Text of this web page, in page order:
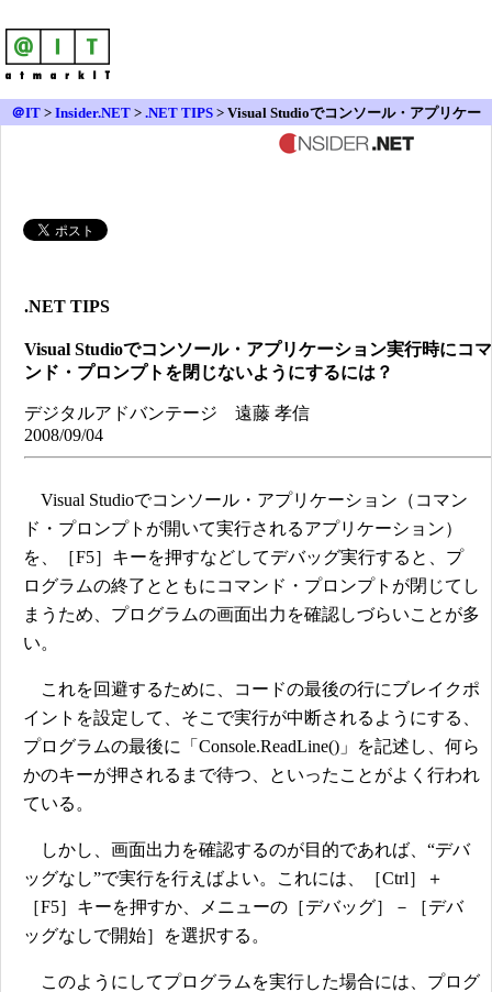
＠IT > Insider.NET > .NET TIPS > Visual Studioでコンソール・アプリケー
ション実行時にコマンド・プロンプトを閉じないようにするには？
.NET TIPS
Visual Studioでコンソール・アプリケーション実行時にコマ
ンド・プロンプトを閉じないようにするには？
デジタルアドバンテージ 遠藤 孝信
2008/09/04
Visual Studioでコンソール・アプリケーション（コマン
ド・プロンプトが開いて実行されるアプリケーション）
を、［F5］キーを押すなどしてデバッグ実行すると、プ
ログラムの終了とともにコマンド・プロンプトが閉じてし
まうため、プログラムの画面出力を確認しづらいことが多
い。
これを回避するために、コードの最後の行にブレイクポ
イントを設定して、そこで実行が中断されるようにする、
プログラムの最後に「Console.ReadLine()」を記述し、何ら
かのキーが押されるまで待つ、といったことがよく行われ
ている。
しかし、画面出力を確認するのが目的であれば、“デバ
ッグなし”で実行を行えばよい。これには、［Ctrl］＋
［F5］キーを押すか、メニューの［デバッグ］－［デバ
ッグなしで開始］を選択する。
このようにしてプログラムを実行した場合には、プログ